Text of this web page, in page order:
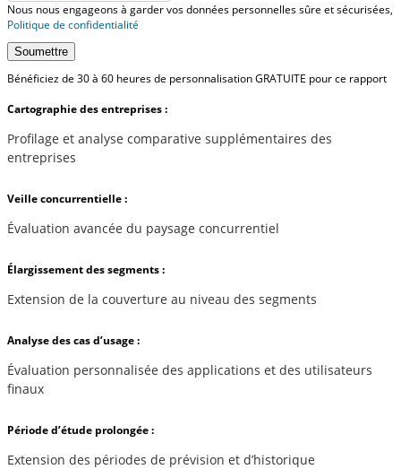
Nous nous engageons à garder vos données personnelles sûre et sécurisées,
Politique de confidentialité
Soumettre
Bénéficiez de 30 à 60 heures de personnalisation GRATUITE pour ce rapport
Cartographie des entreprises :
Profilage et analyse comparative supplémentaires des
entreprises
Veille concurrentielle :
Évaluation avancée du paysage concurrentiel
Élargissement des segments :
Extension de la couverture au niveau des segments
Analyse des cas d’usage :
Évaluation personnalisée des applications et des utilisateurs
finaux
Période d’étude prolongée :
Extension des périodes de prévision et d’historique